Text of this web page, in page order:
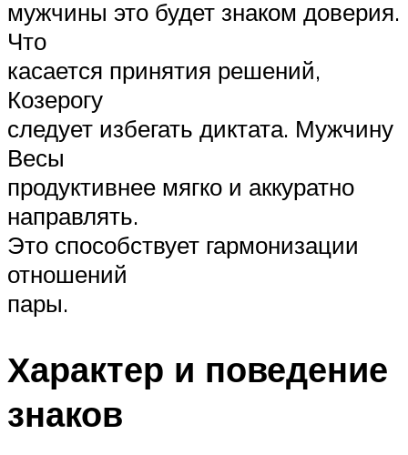
мужчины это будет знаком доверия.
Что
касается принятия решений,
Козерогу
следует избегать диктата. Мужчину
Весы
продуктивнее мягко и аккуратно
направлять.
Это способствует гармонизации
отношений
пары.
Характер и поведение
знаков